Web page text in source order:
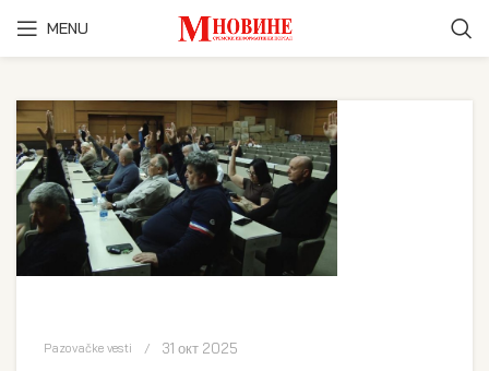
MENU
Pazovačke vesti 31 окт 2025